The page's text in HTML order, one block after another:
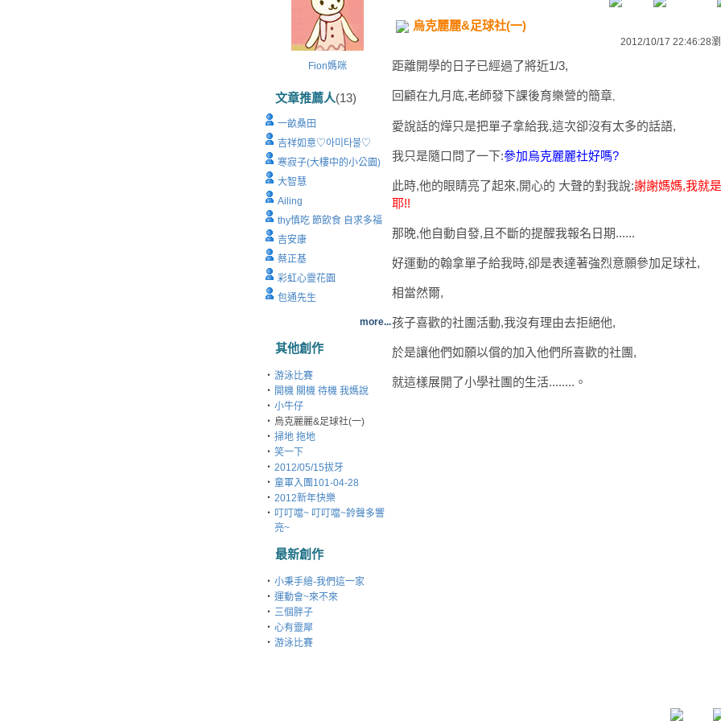
Fion媽咪
文章推薦人(13)
一畝桑田
吉祥如意♡아미타불♡
寒寂子(大樓中的小公園)
大智慧
Ailing
thy慎吃 節飲食 自求多福
吉安康
蔡正基
彩虹心靈花園
包通先生
more...
其他創作
‧ 游泳比賽
‧ 開機 關機 待機 我媽說
‧ 小牛仔
‧ 烏克麗麗&足球社(一)
‧ 掃地 拖地
‧ 笑一下
‧ 2012/05/15拔牙
‧ 童軍入團101-04-28
‧ 2012新年快樂
‧ 叮叮噹~ 叮叮噹~鈴聲多響
亮~
最新創作
‧ 小秉手繪-我們這一家
‧ 運動會~來不來
‧ 三個胖子
‧ 心有靈犀
‧ 游泳比賽
烏克麗麗&足球社(一)
2012/10/17 22:46:28
距離開學的日子已經過了將近1/3,
回顧在九月底,老師發下課後育樂營的簡章,
愛說話的燁只是把單子拿給我,這次卻沒有太多的話語,
我只是隨口問了一下:參加烏克麗麗社好嗎?
此時,他的眼睛亮了起來,開心的 大聲的對我說:謝謝媽媽,我就
耶!!
那晚,他自動自發,且不斷的提醒我報名日期......
好運動的翰拿單子給我時,卻是表達著強烈意願參加足球社,
相當然爾,
孩子喜歡的社團活動,我沒有理由去拒絕他,
於是讓他們如願以償的加入他們所喜歡的社團,
就這樣展開了小學社團的生活........。